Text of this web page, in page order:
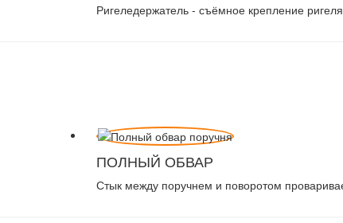
Ригеледержатель - съёмное крепление ригеля
ПОЛНЫЙ ОБВАР
Стык между поручнем и поворотом